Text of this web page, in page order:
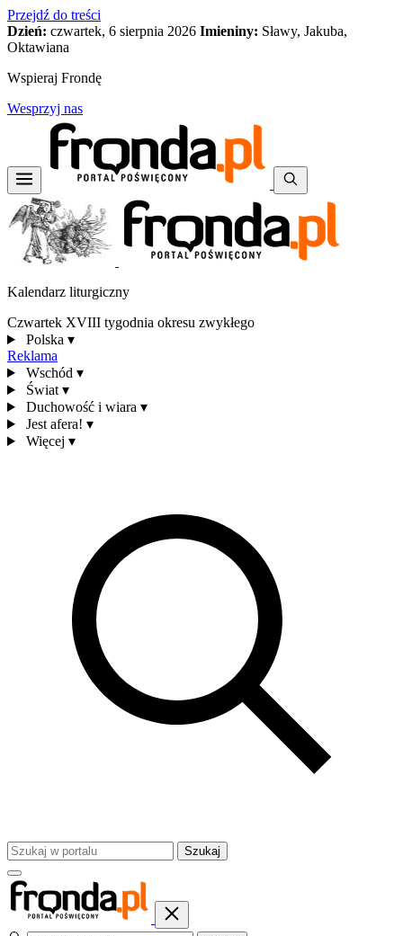
Przejdź do treści
Dzień: czwartek, 6 sierpnia 2026 Imieniny: Sławy, Jakuba,
Oktawiana
Wspieraj Frondę
Wesprzyj nas
Kalendarz liturgiczny
Czwartek XVIII tygodnia okresu zwykłego
Polska ▾
Reklama
Wschód ▾
Świat ▾
Duchowość i wiara ▾
Jest afera! ▾
Więcej ▾
Szukaj